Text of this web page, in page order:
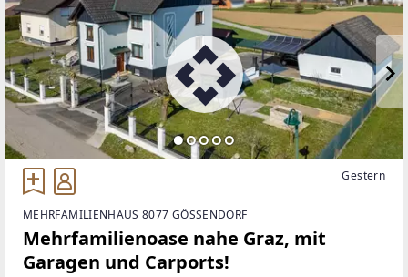
Gestern
MEHRFAMILIENHAUS 8077 GÖSSENDORF
Mehrfamilienoase nahe Graz, mit
Garagen und Carports!